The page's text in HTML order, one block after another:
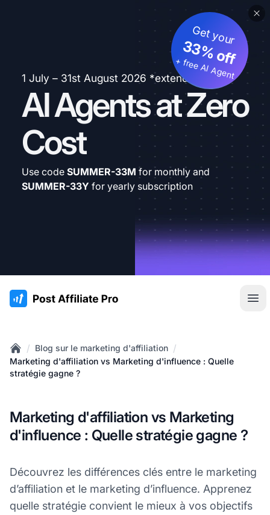
1 July – 31st August 2026 *extended
AI Agents at Zero
Cost
Get your
33% off
+ free AI Agent
Use code SUMMER-33M for monthly and
SUMMER-33Y for yearly subscription
:site.title
Home
/ Blog sur le marketing d'affiliation /
Marketing d'affiliation vs Marketing d'influence : Quelle
stratégie gagne ?
Marketing d'affiliation vs Marketing
d'influence : Quelle stratégie gagne ?
Découvrez les différences clés entre le marketing
d’affiliation et le marketing d’influence. Apprenez
quelle stratégie convient le mieux à vos objectifs